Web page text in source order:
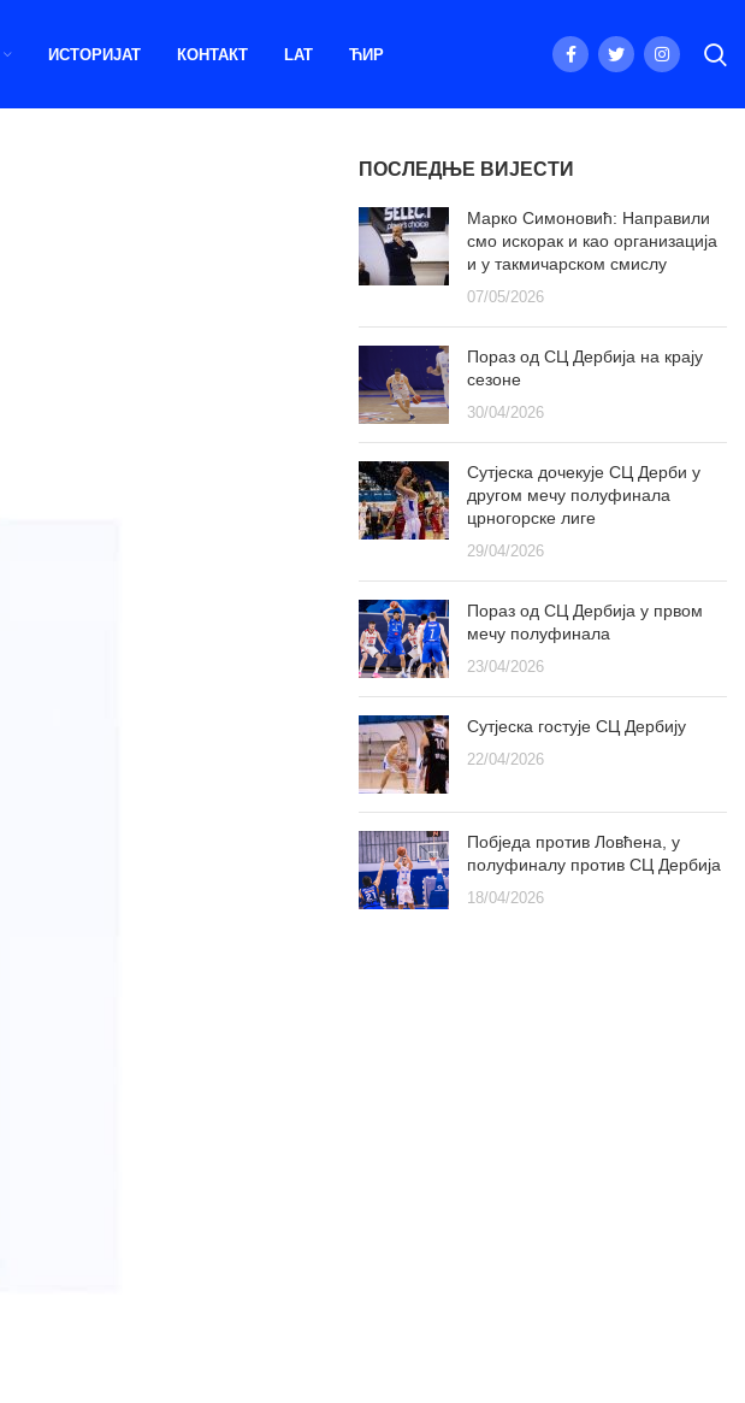
ИСТОРИЈАТ КОНТАКТ LAT ЋИР
ПОСЛЕДЊЕ ВИЈЕСТИ
Марко Симоновић: Направили
смо искорак и као организација
и у такмичарском смислу
07/05/2026
Пораз од СЦ Дербија на крају
сезоне
30/04/2026
Сутјеска дочекује СЦ Дерби у
другом мечу полуфинала
црногорске лиге
29/04/2026
Пораз од СЦ Дербија у првом
мечу полуфинала
23/04/2026
Сутјеска гостује СЦ Дербију
22/04/2026
Побједа против Ловћена, у
полуфиналу против СЦ Дербија
18/04/2026